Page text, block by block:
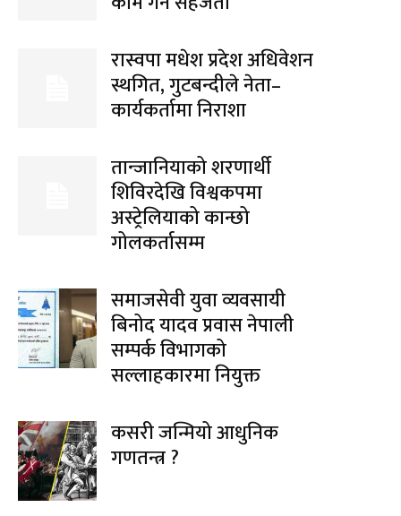
रास्वपा मधेश प्रदेश अधिवेशन
स्थगित, गुटबन्दीले नेता–
कार्यकर्तामा निराशा
तान्जानियाको शरणार्थी
शिविरदेखि विश्वकपमा
अस्ट्रेलियाको कान्छो
गोलकर्तासम्म
समाजसेवी युवा व्यवसायी
बिनोद यादव प्रवास नेपाली
सम्पर्क विभागको
सल्लाहकारमा नियुक्त
कसरी जन्मियो आधुनिक
गणतन्त्र ?